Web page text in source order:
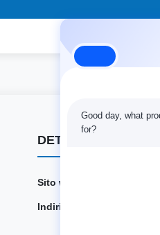
DETTAGLI DEL
Sito web:
Indirizzo:
Good day, what
for?